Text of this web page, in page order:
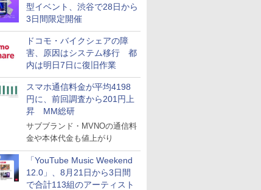
型イベント、渋谷で28日から
3日間限定開催
ドコモ・バイクシェアの障
害、原因はシステム移行 都
内は明日7日に復旧作業
スマホ通信料金が平均4198
円に、前回調査から201円上
昇 MM総研
サブブランド・MVNOの通信料
金や本体代金も値上がり
「YouTube Music Weekend
12.0」、8月21日から3日間
で合計113組のアーティスト